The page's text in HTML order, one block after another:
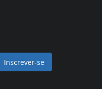
Inscrever-se